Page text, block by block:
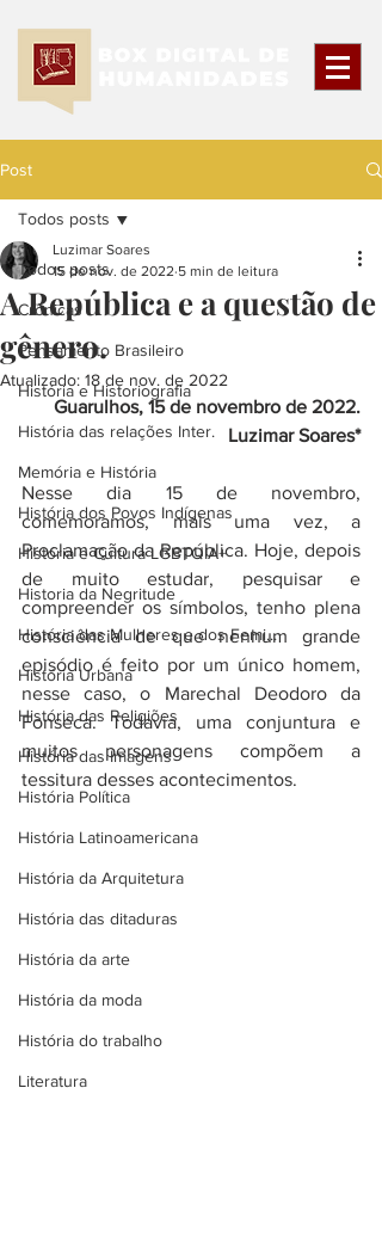
Post
Todos posts
Crônicas
Pensamento Brasileiro
História e Historiografia
História das relações Inter.
Memória e História
História dos Povos Indígenas
História e Cultura LGBTQIA+
Historia da Negritude
História das Mulheres e dos Femi...
História Urbana
História das Religiões
História das Imagens
História Política
História Latinoamericana
História da Arquitetura
História das ditaduras
História da arte
História da moda
História do trabalho
Literatura
Todos posts
A República e a questão de
gênero.
Luzimar Soares
15 de nov. de 2022 5 min de leitura
Atualizado: 18 de nov. de 2022
Guarulhos, 15 de novembro de 2022.
Luzimar Soares*
Nesse dia 15 de novembro,
comemoramos, mais uma vez, a
Proclamação da República. Hoje, depois
de muito estudar, pesquisar e
compreender os símbolos, tenho plena
consciência de que nenhum grande
episódio é feito por um único homem,
nesse caso, o Marechal Deodoro da
Fonseca. Todavia, uma conjuntura e
muitos personagens compõem a
tessitura desses acontecimentos.